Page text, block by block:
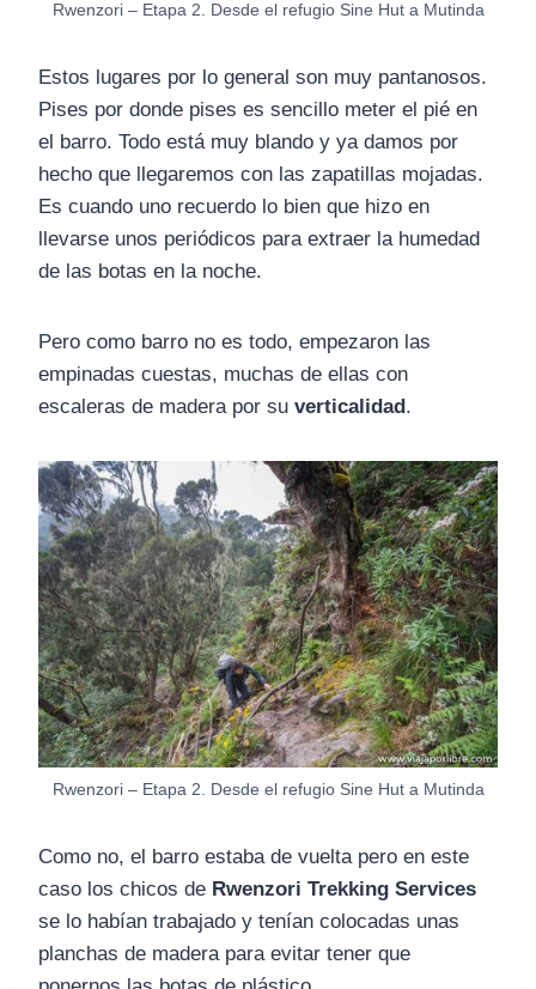
Rwenzori – Etapa 2. Desde el refugio Sine Hut a Mutinda
Estos lugares por lo general son muy pantanosos.
Pises por donde pises es sencillo meter el pié en
el barro. Todo está muy blando y ya damos por
hecho que llegaremos con las zapatillas mojadas.
Es cuando uno recuerdo lo bien que hizo en
llevarse unos periódicos para extraer la humedad
de las botas en la noche.
Pero como barro no es todo, empezaron las
empinadas cuestas, muchas de ellas con
escaleras de madera por su verticalidad .
Rwenzori – Etapa 2. Desde el refugio Sine Hut a Mutinda
Como no, el barro estaba de vuelta pero en este
caso los chicos de Rwenzori Trekking Services
se lo habían trabajado y tenían colocadas unas
planchas de madera para evitar tener que